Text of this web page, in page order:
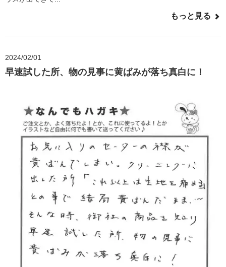
もっと見る
2024/02/01
早速試した所、物の見事に黄ばみが落ち真白に！